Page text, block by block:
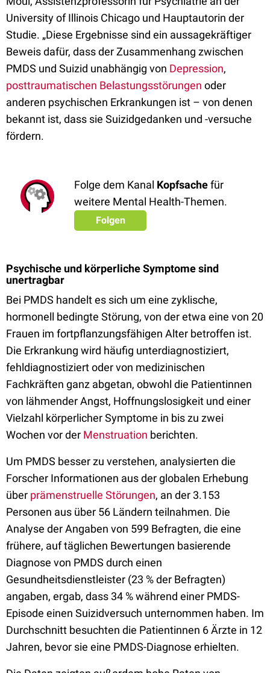
University of Illinois Chicago und Hauptautorin der
Studie. „Diese Ergebnisse sind ein aussagekräftiger
Beweis dafür, dass der Zusammenhang zwischen
PMDS und Suizid unabhängig von Depression,
posttraumatischen Belastungsstörungen oder
anderen psychischen Erkrankungen ist – von denen
bekannt ist, dass sie Suizidgedanken und -versuche
fördern.
Folge dem Kanal Kopfsachefür
weitere Mental Health-Themen.
Folgen
Psychische und körperliche Symptome sind
unertragbar
Bei PMDS handelt es sich um eine zyklische,
hormonell bedingte Störung, von der etwa eine von 20
Frauen im fortpflanzungsfähigen Alter betroffen ist.
Die Erkrankung wird häufig unterdiagnostiziert,
fehldiagnostiziert oder von medizinischen
Fachkräften ganz abgetan, obwohl die Patientinnen
von lähmender Angst, Hoffnungslosigkeit und einer
Vielzahl körperlicher Symptome in bis zu zwei
Wochen vor der Menstruation berichten.
Um PMDS besser zu verstehen, analysierten die
Forscher Informationen aus der globalen Erhebung
über prämenstruelle Störungen, an der 3.153
Personen aus über 56 Ländern teilnahmen. Die
Analyse der Angaben von 599 Befragten, die eine
frühere, auf täglichen Bewertungen basierende
Diagnose von PMDS durch einen
Gesundheitsdienstleister (23 % der Befragten)
angaben, ergab, dass 34 % während einer PMDS-
Episode einen Suizidversuch unternommen haben. Im
Durchschnitt besuchten die Patientinnen 6 Ärzte in 12
Jahren, bevor sie eine PMDS-Diagnose erhielten.